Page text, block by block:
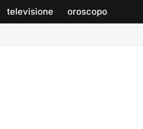
televisione oroscopo